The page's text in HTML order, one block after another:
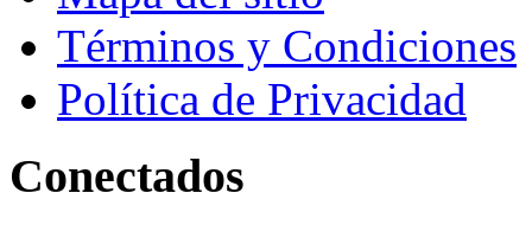
Términos y Condiciones
Política de Privacidad
Conectados